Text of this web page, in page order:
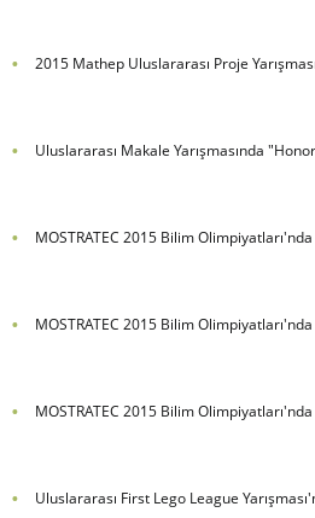
2015 Mathep Uluslararası Proje
Uluslararası Makale Yarışmasında
MOSTRATEC 2015 Bilim
MOSTRATEC 2015 Bilim
MOSTRATEC 2015 Bilim
Uluslararası First Lego League